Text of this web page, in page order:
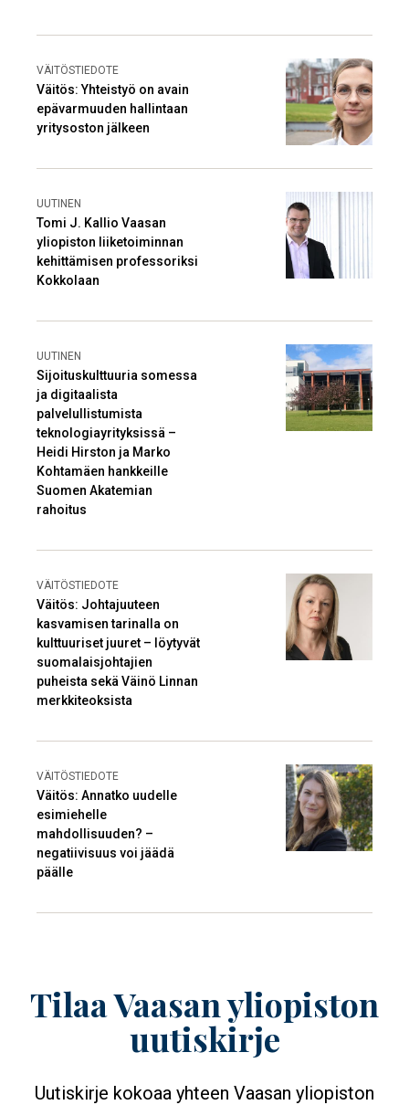
VÄITÖSTIEDOTE
Väitös: Yhteistyö on avain
epävarmuuden hallintaan
yritysoston jälkeen
UUTINEN
Tomi J. Kallio Vaasan
yliopiston liiketoiminnan
kehittämisen professoriksi
Kokkolaan
UUTINEN
Sijoituskulttuuria somessa
ja digitaalista
palvelullistumista
teknologiayrityksissä –
Heidi Hirston ja Marko
Kohtamäen hankkeille
Suomen Akatemian
rahoitus
VÄITÖSTIEDOTE
Väitös: Johtajuuteen
kasvamisen tarinalla on
kulttuuriset juuret – löytyvät
suomalaisjohtajien
puheista sekä Väinö Linnan
merkkiteoksista
VÄITÖSTIEDOTE
Väitös: Annatko uudelle
esimiehelle
mahdollisuuden? –
negatiivisuus voi jäädä
päälle
Tilaa Vaasan yliopiston
uutiskirje
Uutiskirje kokoaa yhteen Vaasan yliopiston